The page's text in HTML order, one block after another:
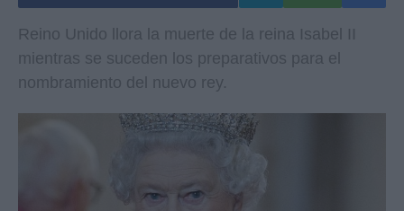
Reino Unido llora la muerte de la reina Isabel II
mientras se suceden los preparativos para el
nombramiento del nuevo rey.